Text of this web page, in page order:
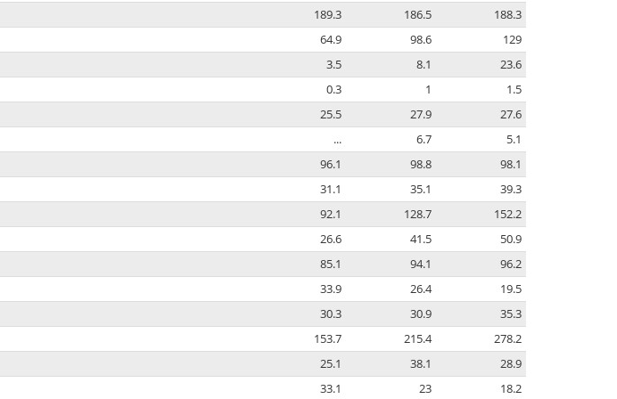
189.3 186.5
188.3
64.9 98.6
129
3.5 8.1
23.6
0.3 1
1.5
25.5 27.9
27.6
... 6.7
5.1
96.1 98.8
98.1
31.1 35.1
39.3
92.1 128.7
152.2
26.6 41.5
50.9
85.1 94.1
96.2
33.9 26.4
19.5
30.3 30.9
35.3
153.7 215.4
278.2
25.1 38.1
28.9
33.1 23 18.2